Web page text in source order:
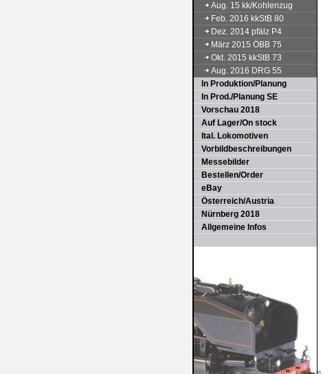
Aug. 15 kk/Kohlenzug
Feb. 2016 kkStB 80
Dez. 2014 pfälz P4
März 2015 ÖBB 75
Okt. 2015 kkStB 73
Aug. 2016 DRG 55
In Produktion/Planung
In Prod./Planung SE
Vorschau 2018
Auf Lager/On stock
Ital. Lokomotiven
Vorbildbeschreibungen
Messebilder
Bestellen/Order
eBay
Österreich/Austria
Nürnberg 2018
Allgemeine Infos